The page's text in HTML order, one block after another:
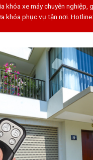
khóa xe máy chuyên nghiệp,
khóa phục vụ tận nơi. Hotline: